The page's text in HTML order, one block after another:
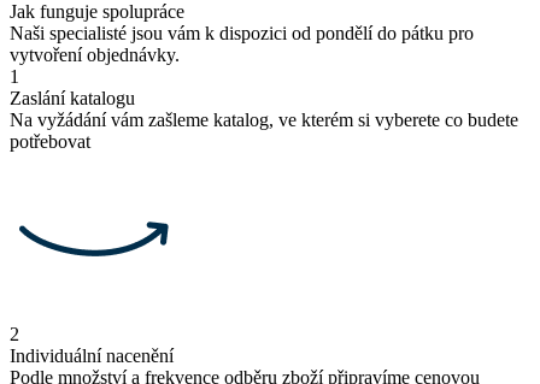
Jak funguje spolupráce
Naši specialisté jsou vám k dispozici od pondělí do pátku pro
vytvoření objednávky.
1
Zaslání katalogu
Na vyžádání vám zašleme katalog, ve kterém si vyberete co budete
potřebovat
2
Individuální nacenění
Podle množství a frekvence odběru zboží připravíme cenovou